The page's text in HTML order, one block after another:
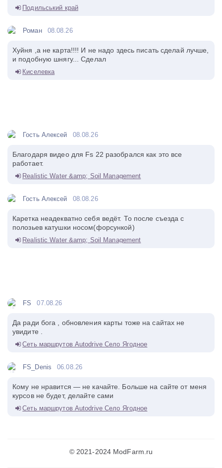
Подильський край
Роман 08.08.26
Хуйня ,а не карта!!!! И не надо здесь писать сделай лучше,
и подобную шнягу... Сделал
Киселевка
Гость Алексей 08.08.26
Благодаря видео для Fs 22 разобрался как это все
работает.
Realistic Water &amp; Soil Management
Гость Алексей 08.08.26
Каретка неадекватно себя ведёт. То после съезда с
полозьев катушки носом(форсункой)
Realistic Water &amp; Soil Management
FS 07.08.26
Да ради бога , обновления карты тоже на сайтах не
увидите .
Сеть маршрутов Autodrive Село Ягодное
FS_Denis 06.08.26
Кому не нравится — не качайте. Больше на сайте от меня
курсов не будет, делайте сами
Сеть маршрутов Autodrive Село Ягодное
© 2021-2024 ModFarm.ru